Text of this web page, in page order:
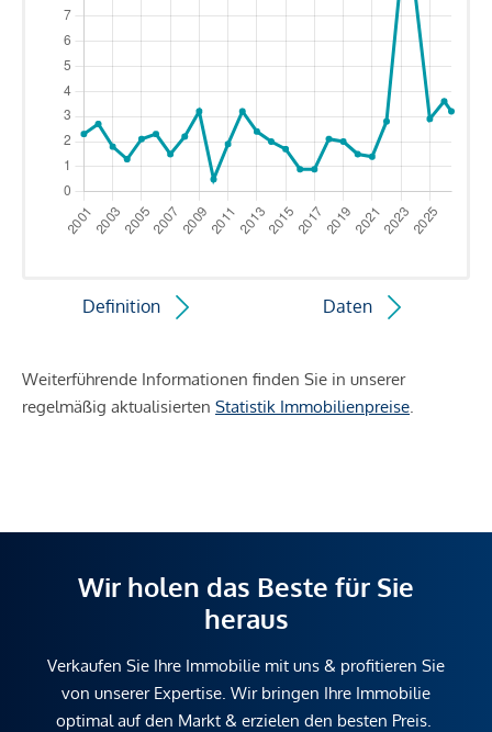
Definition Daten
Weiterführende Informationen finden Sie in unserer
regelmäßig aktualisierten Statistik Immobilienpreise
Wir holen das Beste für Sie
heraus
Verkaufen Sie Ihre Immobilie mit uns & profitieren Sie
von unserer Expertise. Wir bringen Ihre Immobilie
optimal auf den Markt & erzielen den besten Preis.